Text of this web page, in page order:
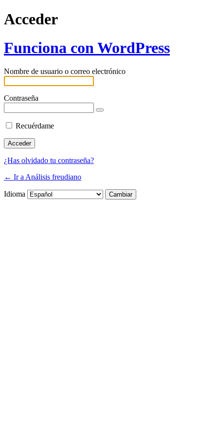
Acceder
Funciona con WordPress
Nombre de usuario o correo electrónico
Contraseña
Recuérdame
¿Has olvidado tu contraseña?
← Ir a Análisis freudiano
Idioma